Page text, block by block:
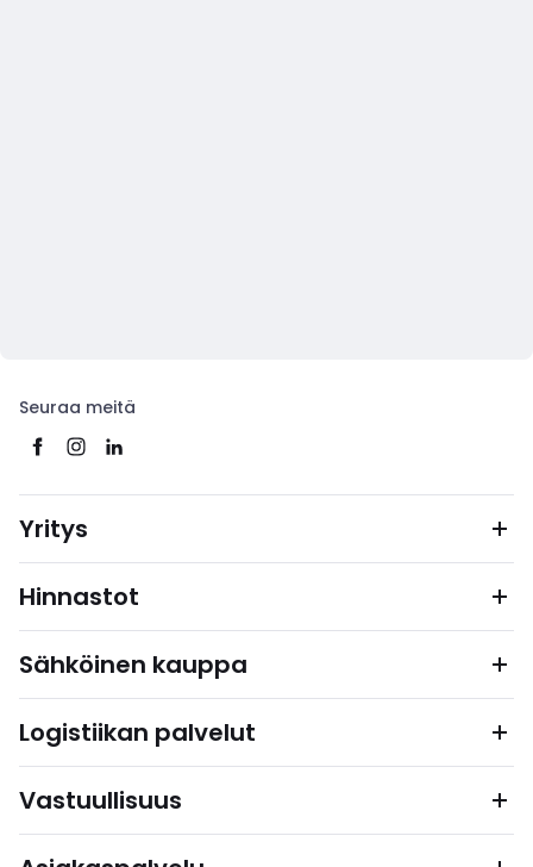
Seuraa meitä
Yritys
Hinnastot
Sähköinen kauppa
Logistiikan palvelut
Vastuullisuus